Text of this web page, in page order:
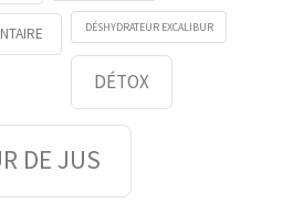
DÉSHYDRATEUR EXCALIBUR
DÉTOX
DE JUS